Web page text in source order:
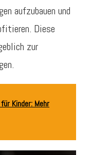
aufzubauen und
Diese
zur
Kinder: Mehr